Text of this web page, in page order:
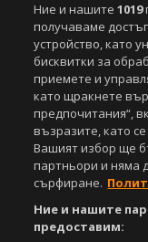
Copyright © 2007-2026
Този уебсайт е
За нас Екип За
Управление на
Ние и нашите1019
получаваме
устройство, като
бисквитки за
приемете и
като щракнете
предпочитания“,
възразите, като
Вашият избор ще
партньори и няма
сърфиране.
Ние и нашите
предоставим: